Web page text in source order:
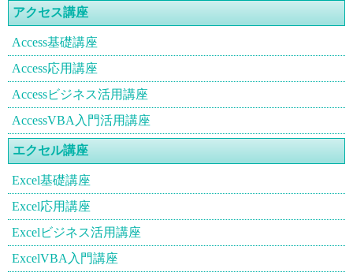
アクセス講座
Access基礎講座
Access応用講座
Accessビジネス活用講座
AccessVBA入門活用講座
エクセル講座
Excel基礎講座
Excel応用講座
Excelビジネス活用講座
ExcelVBA入門講座